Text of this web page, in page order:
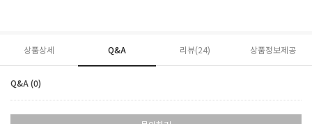
상품상세 Q&A 리뷰(24) 상품정보제공
Q&A (0)